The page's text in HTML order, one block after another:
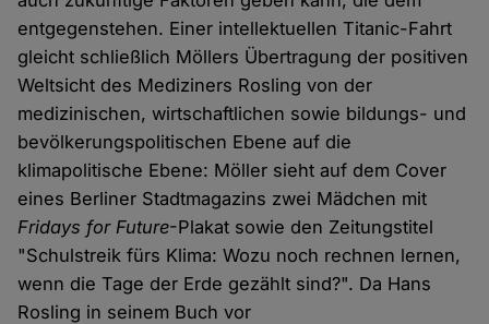
entgegenstehen. Einer intellektuellen Titanic-Fahrt
gleicht schließlich Möllers Übertragung der positiven
Weltsicht des Mediziners Rosling von der
medizinischen, wirtschaftlichen sowie bildungs- und
bevölkerungspolitischen Ebene auf die
klimapolitische Ebene: Möller sieht auf dem Cover
eines Berliner Stadtmagazins zwei Mädchen mit
Fridays for Future-Plakat sowie den Zeitungstitel
"Schulstreik fürs Klima: Wozu noch rechnen lernen,
wenn die Tage der Erde gezählt sind?". Da Hans
Rosling in seinem Buch vor